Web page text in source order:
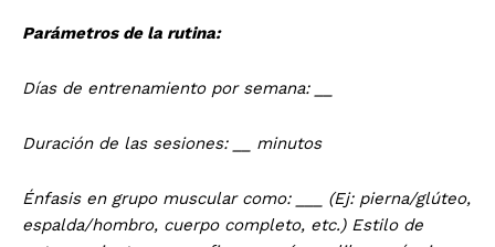
Parámetros de la rutina:
Días de entrenamiento por semana: __
Duración de las sesiones: __ minutos
Énfasis en grupo muscular como: ___ (Ej: pierna/glúteo,
espalda/hombro, cuerpo completo, etc.) Estilo de